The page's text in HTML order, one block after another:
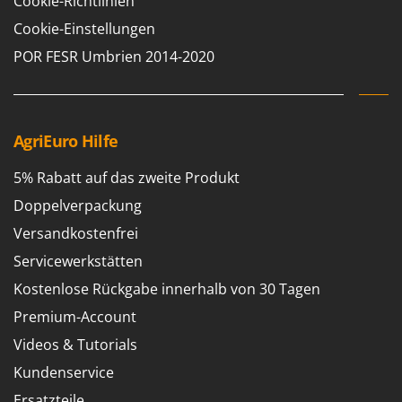
P
Palettengabeln für Traktoren
Pelletpressen
Plasmaschneider
Poolstaubsauger
R
Rasenmäher
Rasensodenschneider
Rasentraktoren Aufsitzmäher
Rasentrimmer - Kantenschneider
Rasentrimmer - Motorsensen - Freischneider
G
G3 Ferrari
Garofalo
GeoTech
GeoTech Pro
Gierre
Ginko - MGM
Gipeco
Girmi
Goodyear
GRAEF
Gre
Cookie-Einstellungen
POR FESR Umbrien 2014-2020
AgriEuro Hilfe
5% Rabatt auf das zweite Produkt
Doppelverpackung
Versandkostenfrei
Servicewerkstätten
Kostenlose Rückgabe innerhalb von 30 Tagen
Premium-Account
Videos & Tutorials
Kundenservice